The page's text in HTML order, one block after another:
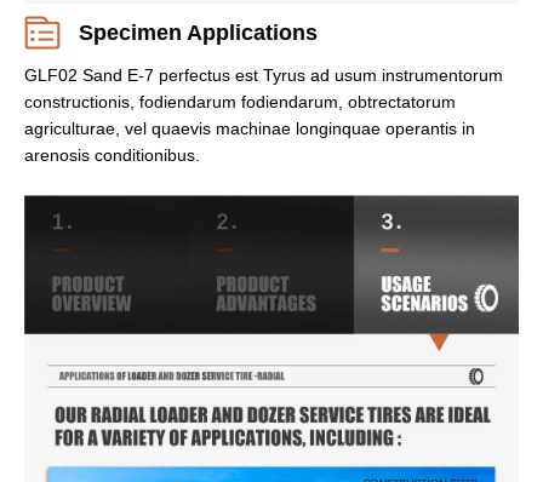
Specimen Applications
GLF02 Sand E-7 perfectus est Tyrus ad usum instrumentorum
constructionis, fodiendarum fodiendarum, obtrectatorum
agriculturae, vel quaevis machinae longinquae operantis in
arenosis conditionibus.